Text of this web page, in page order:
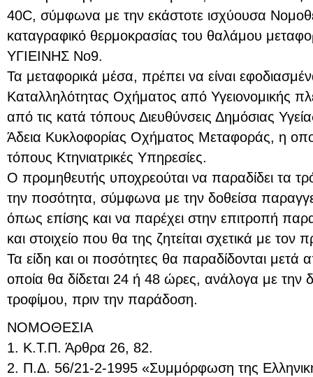
40C, σύμφωνα με την εκάστοτε ισχύουσα
καταγραφικό θερμοκρασίας του θαλάμου
ΥΓΙΕΙΝΗΣ Νο9.
Τα μεταφορικά μέσα, πρέπει να είναι
Καταλληλότητας Οχήματος από Υγειονομικής
από τις κατά τόπους Διευθύνσεις Δημόσιας
Άδεια Κυκλοφορίας Οχήματος Μεταφοράς, η
τόπους Κτηνιατρικές Υπηρεσίες.
Ο προμηθευτής υποχρεούται να παραδίδει τα
την ποσότητα, σύμφωνα με την δοθείσα
όπως επίσης και να παρέχει στην επιτροπή
και στοιχείο που θα της ζητείται σχετικά με τον
Τα είδη και οι ποσότητες θα παραδίδονται
οποία θα δίδεται 24 ή 48 ώρες, ανάλογα με την
τροφίμου, πριν την παράδοση.
ΝΟΜΟΘΕΣΙΑ
1. Κ.Τ.Π. Άρθρα 26, 82.
2. Π.Δ. 56/21-2-1995 «Συμμόρφωση της